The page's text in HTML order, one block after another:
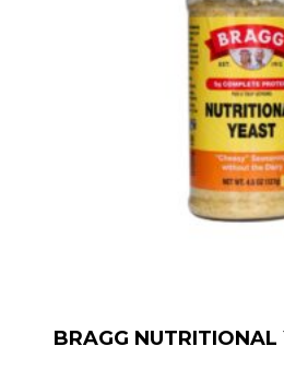
BRAGG NUTRITIONAL